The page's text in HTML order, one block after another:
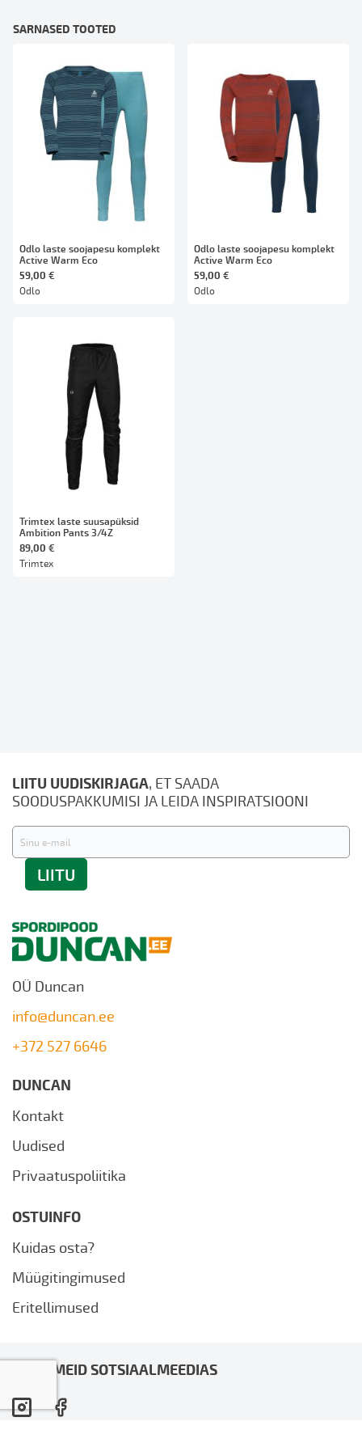
SARNASED TOOTED
Odlo laste soojapesu komplekt
Active Warm Eco
59,00 €
Odlo
Odlo laste soojapesu komplekt
Active Warm Eco
59,00 €
Odlo
Trimtex laste suusapüksid
Ambition Pants 3/4Z
89,00 €
Trimtex
LIITU UUDISKIRJAGA, ET SAADA
SOODUSPAKKUMISI JA LEIDA INSPIRATSIOONI
Liitu
uudiskirjaga:
LIITU
OÜ Duncan
info@duncan.ee
+372 527 6646
DUNCAN
Kontakt
Uudised
Privaatuspoliitika
OSTUINFO
Kuidas osta?
Müügitingimused
Eritellimused
JÄLGI MEID SOTSIAALMEEDIAS